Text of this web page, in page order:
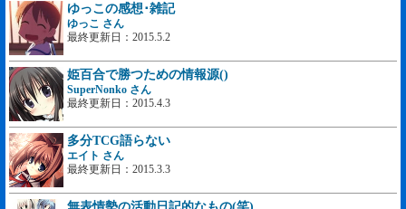
ゆっこの感想･雑記
ゆっこ さん
最終更新日：2015.5.2
姫百合で勝つための情報源()
SuperNonko さん
最終更新日：2015.4.3
多分TCG語らない
エイト さん
最終更新日：2015.3.3